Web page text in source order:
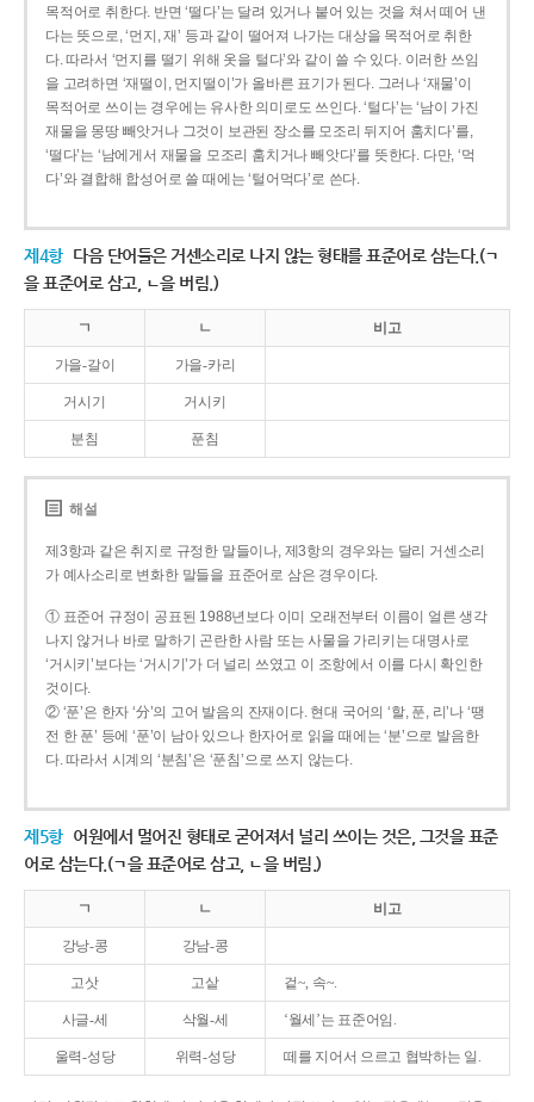
목적어로 취한다. 반면 ‘떨다’는 달려 있거나 붙어 있는 것을 쳐서 떼어 낸
다는 뜻으로, ‘먼지, 재’ 등과 같이 떨어져 나가는 대상을 목적어로 취한
다. 따라서 ‘먼지를 떨기 위해 옷을 털다’와 같이 쓸 수 있다. 이러한 쓰임
을 고려하면 ‘재떨이, 먼지떨이’가 올바른 표기가 된다. 그러나 ‘재물’이
목적어로 쓰이는 경우에는 유사한 의미로도 쓰인다. ‘털다’는 ‘남이 가진
재물을 몽땅 빼앗거나 그것이 보관된 장소를 모조리 뒤지어 훔치다’를,
‘떨다’는 ‘남에게서 재물을 모조리 훔치거나 빼앗다’를 뜻한다. 다만, ‘먹
다’와 결합해 합성어로 쓸 때에는 ‘털어먹다’로 쓴다.
제4항 다음 단어들은 거센소리로 나지 않는 형태를 표준어로 삼는다.(ㄱ
을 표준어로 삼고, ㄴ을 버림.)
ㄱ ㄴ 비고
가을-갈이 가을-카리
거시기 거시키
분침 푼침
해설
제3항과 같은 취지로 규정한 말들이나, 제3항의 경우와는 달리 거센소리
가 예사소리로 변화한 말들을 표준어로 삼은 경우이다.
① 표준어 규정이 공표된 1988년보다 이미 오래전부터 이름이 얼른 생각
나지 않거나 바로 말하기 곤란한 사람 또는 사물을 가리키는 대명사로
‘거시키’보다는 ‘거시기’가 더 널리 쓰였고 이 조항에서 이를 다시 확인한
것이다.
② ‘푼’은 한자 ‘分’의 고어 발음의 잔재이다. 현대 국어의 ‘할, 푼, 리’나 ‘땡
전 한 푼’ 등에 ‘푼’이 남아 있으나 한자어로 읽을 때에는 ‘분’으로 발음한
다. 따라서 시계의 ‘분침’은 ‘푼침’으로 쓰지 않는다.
제5항 어원에서 멀어진 형태로 굳어져서 널리 쓰이는 것은, 그것을 표준
어로 삼는다.(ㄱ을 표준어로 삼고, ㄴ을 버림.)
ㄱ ㄴ 비고
강낭-콩 강남-콩
고삿 고샅 겉~, 속~.
사글-세 삭월-세 ‘월세’는 표준어임.
울력-성당 위력-성당 떼를 지어서 으르고 협박하는 일.